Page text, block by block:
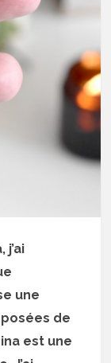
une
de
est une